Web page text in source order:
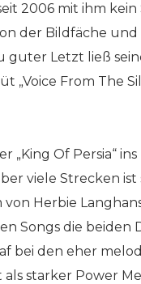
2006 mit ihm
der Bildfäche und
guter Letzt ließ
„Voice From The
Of Persia“
viele Strecken
Herbie Langhans
Songs die
bei den eher
starker Power